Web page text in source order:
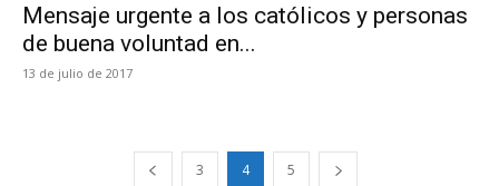
Mensaje urgente a los católicos y personas
de buena voluntad en...
13 de julio de 2017
3 4 5